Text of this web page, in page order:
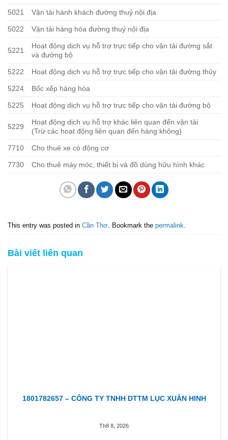
5021 Vận tải hành khách đường thuỷ nội địa
5022 Vận tải hàng hóa đường thuỷ nội địa
5221
Hoạt động dịch vụ hỗ trợ trực tiếp cho vận tải đường sắt
và đường bộ
5222 Hoạt động dịch vụ hỗ trợ trực tiếp cho vận tải đường thủy
5224 Bốc xếp hàng hóa
5225 Hoạt động dịch vụ hỗ trợ trực tiếp cho vận tải đường bộ
5229
Hoạt động dịch vụ hỗ trợ khác liên quan đến vận tải
(Trừ các hoạt động liên quan đến hàng không)
7710 Cho thuê xe có động cơ
7730 Cho thuê máy móc, thiết bị và đồ dùng hữu hình khác
This entry was posted in Cần Thơ . Bookmark the permalink
Bài viết liên quan
1801782657 – CÔNG TY TNHH DTTM LỤC XUÂN HINH
Th8 8, 2026